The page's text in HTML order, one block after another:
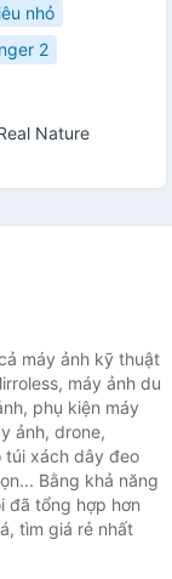
nhỏ
2
Nature
máy ảnh kỹ thuật
máy ảnh du
phụ kiện máy
ảnh, drone,
túi xách dây đeo
Bằng khả năng
đã tổng hợp hơn
tìm giá rẻ nhất